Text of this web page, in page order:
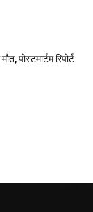
पोस्टमार्टम रिपोर्ट